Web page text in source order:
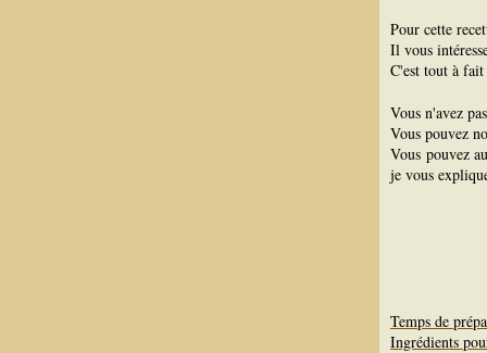
Pour cette
Il vous
C'est tout à
Vous n'avez
Vous pouvez
Vous pouvez
je vous
Temps de
Ingrédients